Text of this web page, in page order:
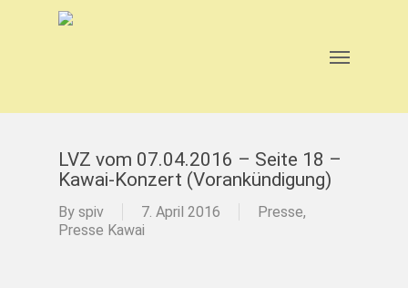
LVZ vom 07.04.2016 – Seite 18 –
Kawai-Konzert (Vorankündigung)
By spiv 7. April 2016 Presse,
Presse Kawai